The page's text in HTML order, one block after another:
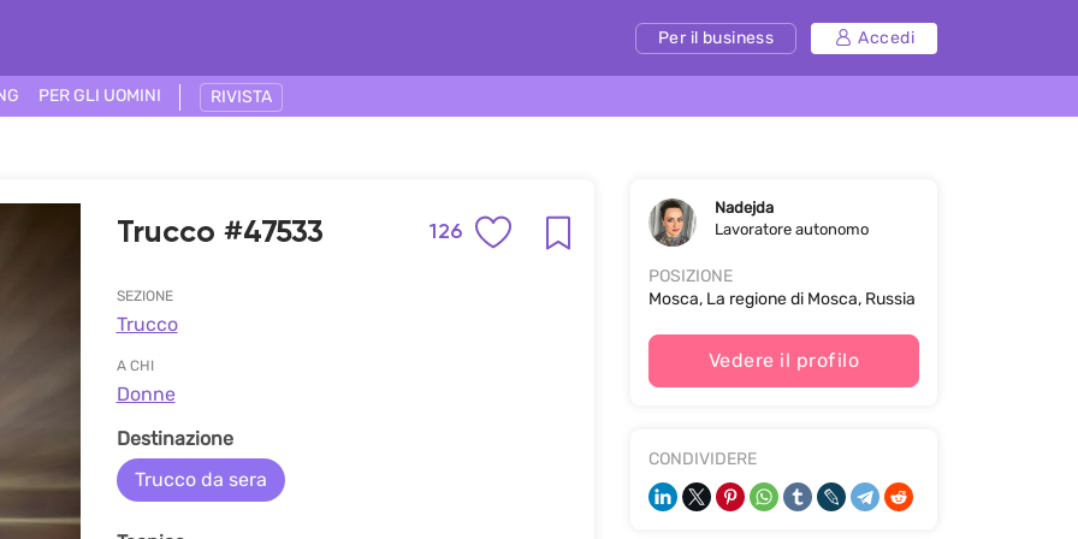
Per il business Accedi
PER GLI UOMINI RIVISTA
Trucco #47533 126
SEZIONE
Trucco
A CHI
Donne
Destinazione
Trucco da sera
Nadejda
Lavoratore autonomo
POSIZIONE
Mosca, La regione di Mosca, Russia
Vedere il profilo
CONDIVIDERE